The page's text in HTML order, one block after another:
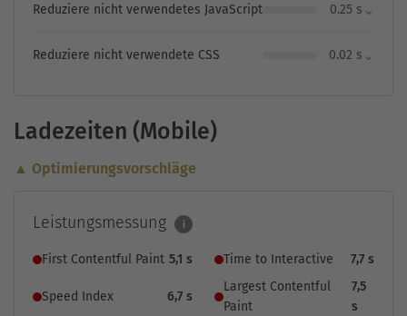
Reduziere nicht verwendetes JavaScript 0.25 s ⌄
Reduziere nicht verwendete CSS 0.02 s ⌄
Ladezeiten (Mobile)
▲ Optimierungsvorschläge
Leistungsmessung i
First Contentful Paint 5,1 s Time to Interactive 7,7 s
Speed Index 6,7 s
Largest Contentful
Paint
7,5
s